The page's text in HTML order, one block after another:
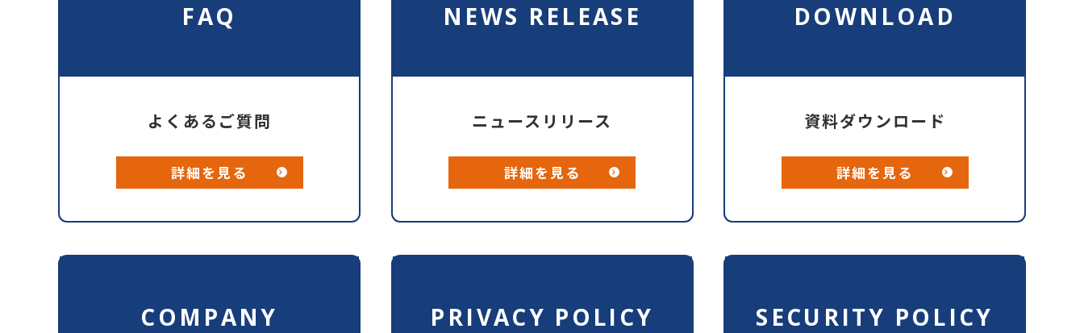
FAQ
よくあるご質問
詳細を見る
NEWS RELEASE
ニュースリリース
詳細を見る
DOWNLOAD
資料ダウンロード
詳細を見る
COMPANY PRIVACY POLICY SECURITY POLICY